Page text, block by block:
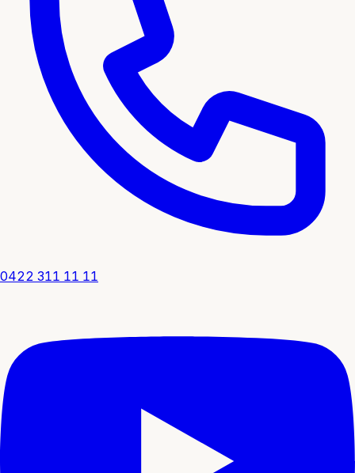
0422 311 11 11